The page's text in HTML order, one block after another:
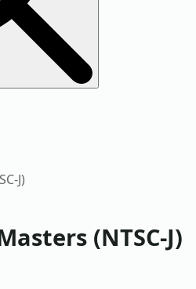
J)
(NTSC-J)